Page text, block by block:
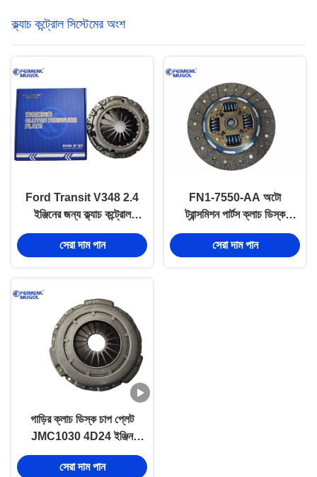
ক্ল্যাচ কন্ট্রোল সিস্টেমের অংশ
Ford Transit V348 2.4
ইঞ্জিনের জন্য ক্ল্যাচ কন্ট্রোল
সিস্টেমের যন্ত্রাংশ
সেরা দাম পান
FN1-7550-AA অটো
ট্রান্সমিশন পার্টস ক্লাচ ডিস্ক
JMC1030 ক্লাচ কন্ট্রোল
সিস্টেম পার্টস
সেরা দাম পান
গাড়ির ক্লাচ ডিস্ক চাপ প্লেট
JMC1030 4D24 ইঞ্জিন
CN3-7563-AC JMC এর
জন্য
সেরা দাম পান